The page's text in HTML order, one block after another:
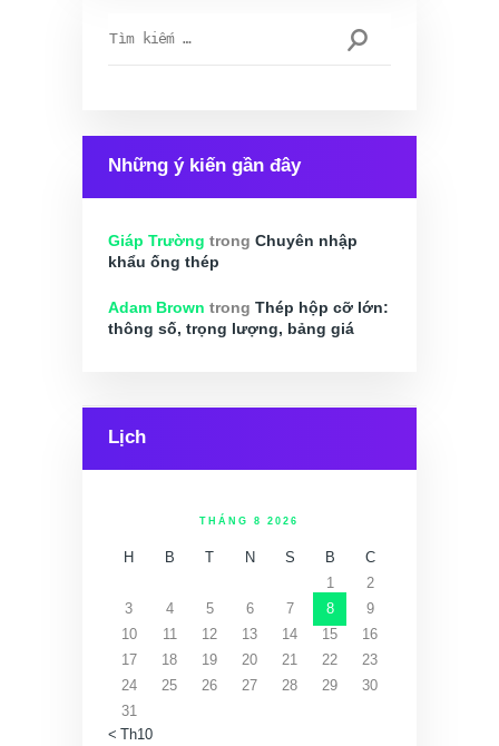
kiếm
Những ý kiến gần đây
Giáp Trường trongChuyên nhập
khẩu ống thép
Adam Brown trongThép hộp cỡ lớn:
thông số, trọng lượng, bảng giá
Lịch
THÁNG 8 2026
H B T N S B
C
1
2
3
4 5 6 7 8
9
10
11 12 13 14 15
16
17
18 19 20 21 22
23
24
25 26 27 28 29
30
31
« Th10